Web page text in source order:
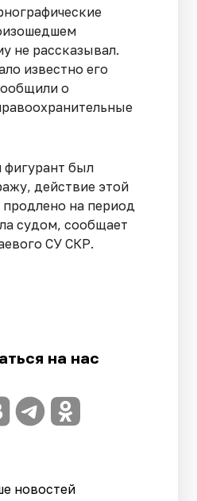
не рассказывал.
известно его
о
фигурант был
действие этой
на период
судом, сообщает
СУ СКР.
на нас
новостей